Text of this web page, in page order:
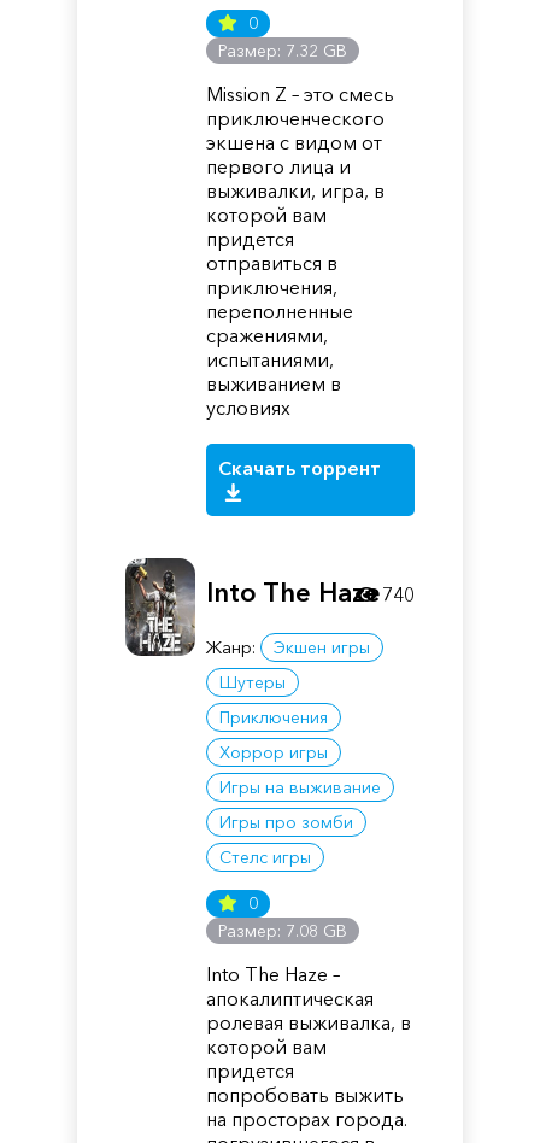
0
Размер: 7.32 GB
Mission Z – это смесь
приключенческого
экшена с видом от
первого лица и
выживалки, игра, в
которой вам
придется
отправиться в
приключения,
переполненные
сражениями,
испытаниями,
выживанием в
условиях
Скачать торрент
Into The Haze
Жанр:
Экшен игры
Шутеры
Приключения
Хоррор игры
Игры на выживание
Игры про зомби
Стелс игры
0
Размер: 7.08 GB
Into The Haze –
апокалиптическая
ролевая выживалка, в
которой вам
придется
попробовать выжить
на просторах города.
740